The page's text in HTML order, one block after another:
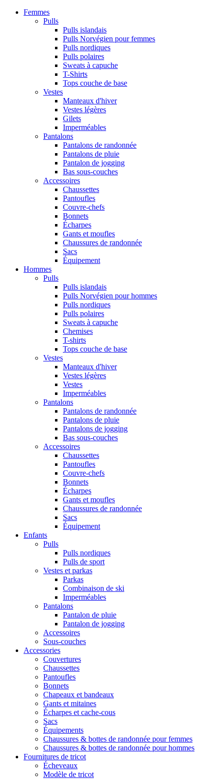
Femmes
Pulls
Pulls islandais
Pulls Norvégien pour femmes
Pulls nordiques
Pulls polaires
Sweats à capuche
T-Shirts
Tops couche de base
Vestes
Manteaux d'hiver
Vestes légères
Gilets
Imperméables
Pantalons
Pantalons de randonnée
Pantalons de pluie
Pantalon de jogging
Bas sous-couches
Accessoires
Chaussettes
Pantoufles
Couvre-chefs
Bonnets
Écharpes
Gants et moufles
Chaussures de randonnée
Sacs
Équipement
Hommes
Pulls
Pulls islandais
Pulls Norvégien pour hommes
Pulls nordiques
Pulls polaires
Sweats à capuche
Chemises
T-shirts
Tops couche de base
Vestes
Manteaux d'hiver
Vestes légères
Vestes
Imperméables
Pantalons
Pantalons de randonnée
Pantalons de pluie
Pantalons de jogging
Bas sous-couches
Accessoires
Chaussettes
Pantoufles
Couvre-chefs
Bonnets
Écharpes
Gants et moufles
Chaussures de randonnée
Sacs
Équipement
Enfants
Pulls
Pulls nordiques
Pulls de sport
Vestes et parkas
Parkas
Combinaison de ski
Imperméables
Pantalons
Pantalon de pluie
Pantalon de jogging
Accessoires
Sous-couches
Accessories
Couvertures
Chaussettes
Pantoufles
Bonnets
Chapeaux et bandeaux
Gants et mitaines
Écharpes et cache-cous
Sacs
Équipements
Chaussures & bottes de randonnée pour femmes
Chaussures & bottes de randonnée pour hommes
Fournitures de tricot
Écheveaux
Modèle de tricot